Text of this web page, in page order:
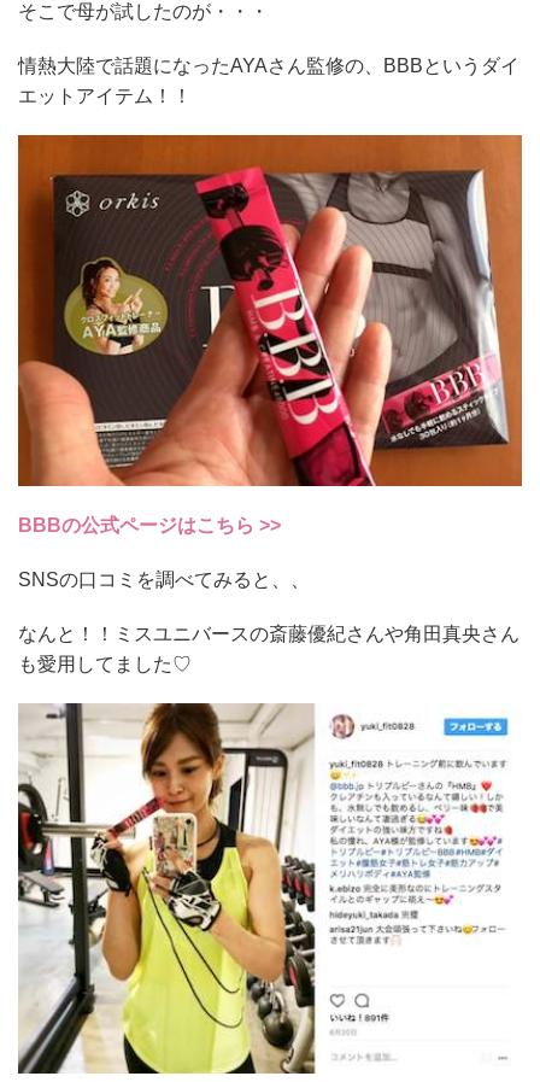
そこで母が試したのが・・・
情熱大陸で話題になったAYAさん監修の、BBBというダイ
エットアイテム！！
BBBの公式ページはこちら >>
SNSの口コミを調べてみると、、
なんと！！ミスユニバースの斎藤優紀さんや角田真央さん
も愛用してました♡